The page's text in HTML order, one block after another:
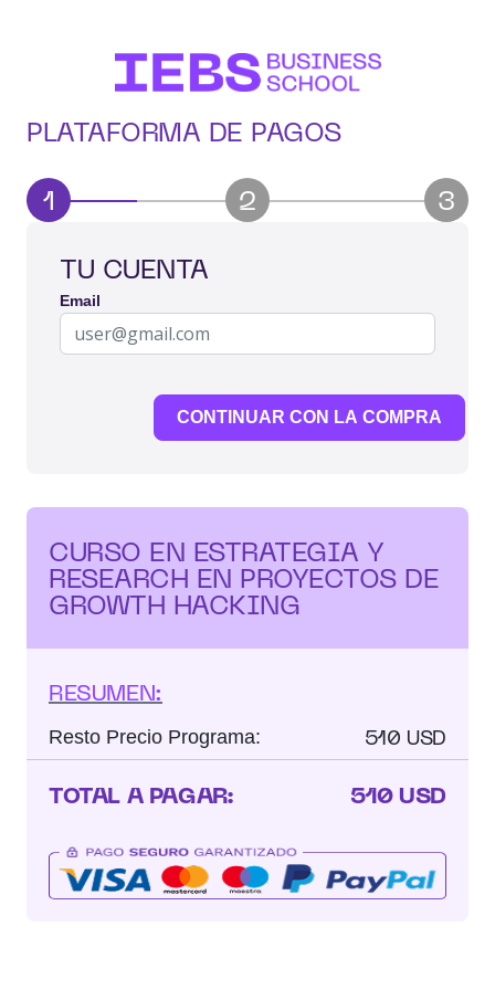
PLATAFORMA DE PAGOS
1 2 3
TU CUENTA
Email
CONTINUAR CON LA COMPRA
CURSO EN ESTRATEGIA Y
RESEARCH EN PROYECTOS DE
GROWTH HACKING
RESUMEN:
Resto Precio Programa: 510 USD
TOTAL A PAGAR: 510 USD